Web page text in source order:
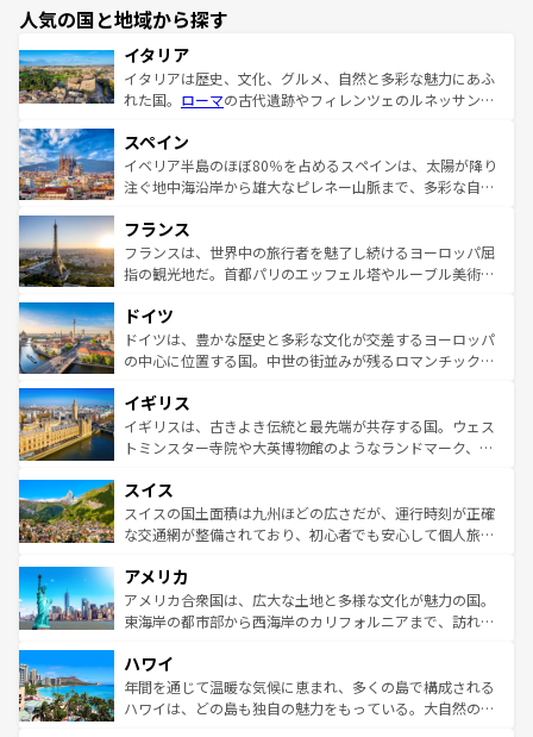
人気の国と地域から探す
イタリア
イタリアは歴史、文化、グルメ、自然と多彩な魅力にあふ
れた国。 ローマの古代遺跡やフィレンツェのルネッサンス
ろん、トスカーナの美しい田園風景やアマルフィ海岸の絶
景など、自然景観も見逃せない。観光の合間には、本場の
ピザやパスタなど、絶品のイタリア料理を堪能することも
ませてくれるイタリアで、忘れられない旅をしてみよう！
なお、新着のイタリア情報はコンテンツ一覧 を参照してほ
しい。
スペイン
イベリア半島のほぼ80％を占めるスペインは、太陽が降り
注ぐ地中海沿岸から雄大なピレネー山脈まで、多彩な自然
文化が根付くこの国では、情熱的なフラメンコ、熱気あふ
れる闘牛、そして美味しいタパスが生活の一部となってい
る。首都マドリードの洗練された雰囲気や、バルセロナの
の城塞都市、穏やかなビーチリゾートまで多彩な表情を見
せる。地方によって風土や気候が異なるスペインはその個
性で訪れる人を魅了する。 なお、新着のスペイン情報はコ
フランス
フランスは、世界中の旅行者を魅了し続けるヨーロッパ屈
指の観光地だ。首都パリのエッフェル塔やルーブル美術館
で、幅広い魅力が詰まっている。華麗な宮殿、歴史的な大
聖堂、美しいビーチ、そして豊かな自然が、訪れる者を心
から魅了する。また、フランスは美食の国としても知ら
いる。シャンパンの発祥地であるランス、プロヴァンスの
香り高いラベンダー畑など、多彩な楽しみ方が可能だ。さ
らに、パリ以外の地域にも魅力が溢れており、どの街角に
れる地方に足を運ぶとそれぞれで全く異なる文化を体験で
きるだろう。 なお、新着のフランス情報はコンテンツ一覧
を参照してほしい。
ドイツ
ドイツは、豊かな歴史と多彩な文化が交差するヨーロッパ
の中心に位置する国。中世の街並みが残るロマンチック街
顔を持つこの国は、どこを歩いても飽きることがない。ベ
ルリンの文化的活気、バイエルン州のアルプスの絶景、そ
してライン川沿いのワイン畑といった風景は必見。ビール
は、お酒好きな人にはぜひ体験してほしい。 なお、新着の
ドイツ情報はコンテンツ一覧を参照してほしい。
イギリス
イギリスは、古きよき伝統と最先端が共存する国。ウェス
トミンスター寺院や大英博物館のようなランドマーク、歴
リアごとに異なる魅力がある。また、優雅なアフタヌーン
ティー、ビール好きにはたまらない英国パブ、サッカー観
戦など、本場だからこそできる体験も豊富。イギリスを旅
ンツ一覧を参照してほしい。
スイス
スイスの国土面積は九州ほどの広さだが、運行時刻が正確
な交通網が整備されており、初心者でも安心して個人旅行
の建物がそのまま残る町や、スイスならではのユニークな
博物館もあり、アルプス観光だけでなく町歩きも満喫する
ことができる。国民の所得が高いため物価も高いが、旅行
ば市内交通費無料で観光を楽しむこともできる。 なお、新
着のスイス情報はコンテンツ一覧 を参照してほしい。
アメリカ
アメリカ合衆国は、広大な土地と多様な文化が魅力の国。
東海岸の都市部から西海岸のカリフォルニアまで、訪れる
のような巨大都市は、観光、ショッピング、エンターテイ
ンメントが詰まった刺激的なスポットだ。一方、アメリカ
西部には大自然が広がり、グランドキャニオンやイエロー
ハワイ
年間を通じて温暖な気候に恵まれ、多くの島で構成される
ハワイは、どの島も独自の魅力をもっている。大自然の神